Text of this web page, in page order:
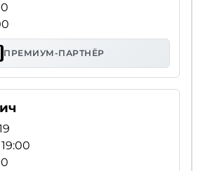
ПРЕМИУМ-ПАРТНЁР